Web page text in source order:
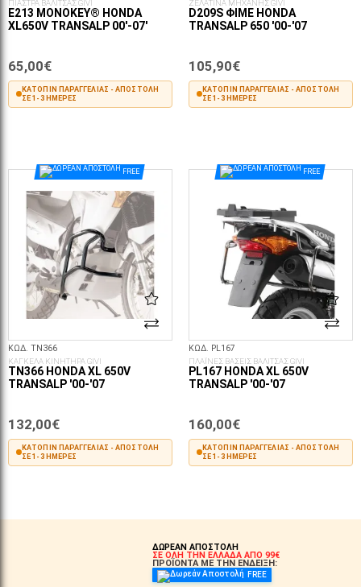
ΠΙΑΣΤΡΑ ΒΑΛΙΤΣΑΣ GIVI
E213 MONOKEY® HONDA
XL650V TRANSALP 00'-07'
65,00€
ΚΑΤΌΠΙΝ ΠΑΡΑΓΓΕΛΊΑΣ - ΑΠΟΣΤΟΛΉ
ΣΕ 1-3 ΗΜΈΡΕΣ
ΖΕΛΑΤΙΝΑ ΜΗΧΑΝΗΣ GIVI
D209S ΦΙΜΈ HONDA
TRANSALP 650 '00-'07
105,90€
ΚΑΤΌΠΙΝ ΠΑΡΑΓΓΕΛΊΑΣ - ΑΠΟΣΤΟΛΉ
ΣΕ 1-3 ΗΜΈΡΕΣ
FREE
ΚΩΔ. TN366
ΚΑΓΚΕΛΑ ΚΙΝΗΤΗΡΑ GIVI
TN366 HONDA XL 650V
TRANSALP '00-'07
132,00€
ΚΑΤΌΠΙΝ ΠΑΡΑΓΓΕΛΊΑΣ - ΑΠΟΣΤΟΛΉ
ΣΕ 1-3 ΗΜΈΡΕΣ
FREE
ΚΩΔ. PL167
ΠΛΑΪΝΕΣ ΒΑΣΕΙΣ ΒΑΛΙΤΣΑΣ GIVI
PL167 HONDA XL 650V
TRANSALP '00-'07
160,00€
ΚΑΤΌΠΙΝ ΠΑΡΑΓΓΕΛΊΑΣ - ΑΠΟΣΤΟΛΉ
ΣΕ 1-3 ΗΜΈΡΕΣ
ΔΩΡΕΑΝ ΑΠΟΣΤΟΛΗ
ΣΕ ΟΛΗ ΤΗΝ ΕΛΛΑΔΑ ΑΠΟ 99€
ΠΡΟΪΟΝΤΑ ΜΕ ΤΗΝ ΕΝΔΕΙΞΗ:
FREE